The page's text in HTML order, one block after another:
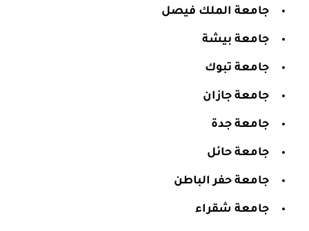
جامعة الملك فيصل
جامعة بيشة
جامعة تبوك
جامعة جازان
جامعة جدة
جامعة حائل
جامعة حفر الباطن
جامعة شقراء